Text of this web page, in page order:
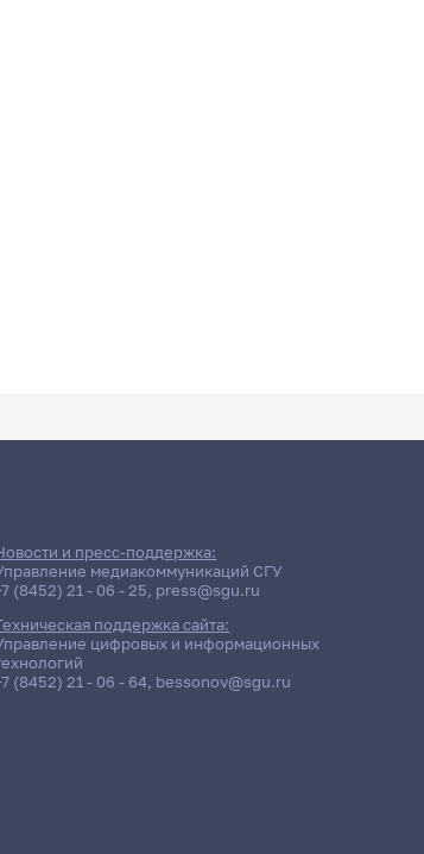
и пресс-поддержка:
медиакоммуникаций СГУ
(8452) 21 - 06 - 25, press@sgu.ru
поддержка сайта:
цифровых и информационных
(8452) 21 - 06 - 64, bessonov@sgu.ru